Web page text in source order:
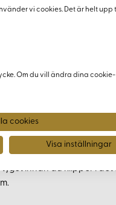
innan du klipper i
vi cookies. Det är helt upp
Om du vill ändra dina cookie-
cookies
Visa inställningar